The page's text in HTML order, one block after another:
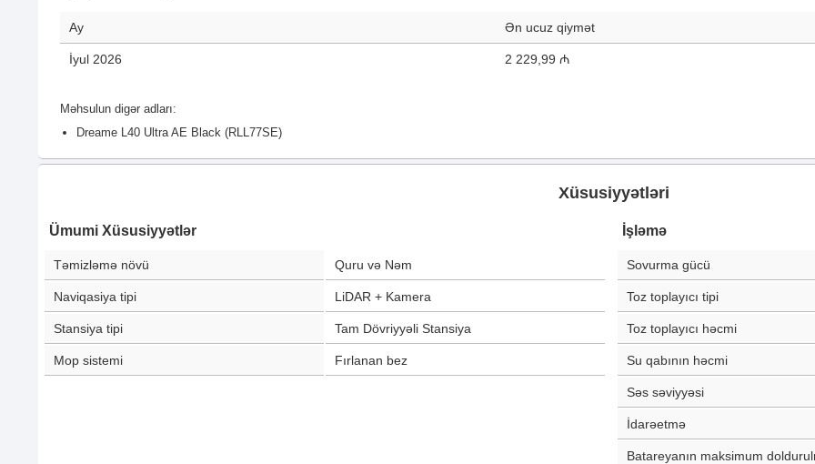
Ay Ən ucuz qiymət
İyul 2026 2 229,99 ₼
Məhsulun digər adları:
Dreame L40 Ultra AE Black (RLL77SE)
Xüsusiyyətləri
Ümumi Xüsusiyyətlər
Təmizləmə növü Quru və Nəm
Naviqasiya tipi LiDAR + Kamera
Stansiya tipi Tam Dövriyyəli Stansiya
Mop sistemi Fırlanan bez
İşləmə
Sovurma gücü
Toz toplayıcı tipi
Toz toplayıcı həcmi
Su qabının həcmi
Səs səviyyəsi
İdarəetmə
Batareyanın maksimum